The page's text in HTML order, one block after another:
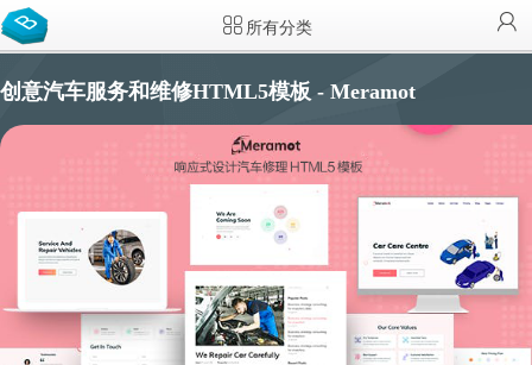
所有分类
创意汽车服务和维修HTML5模板 - Meramot